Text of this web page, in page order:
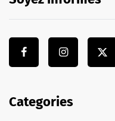
Categories